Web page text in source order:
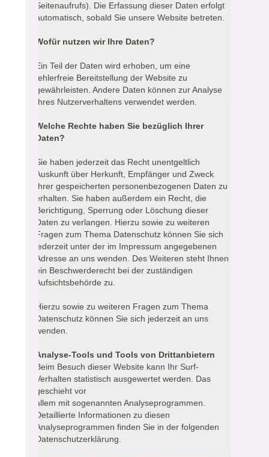
Seitenaufrufs). Die Erfassung dieser Daten erfolgt
automatisch, sobald Sie unsere Website betreten.
Wofür nutzen wir Ihre Daten?
Ein Teil der Daten wird erhoben, um eine
fehlerfreie Bereitstellung der Website zu
gewährleisten. Andere Daten können zur Analyse
Ihres Nutzerverhaltens verwendet werden.
Welche Rechte haben Sie bezüglich Ihrer
Daten?
Sie haben jederzeit das Recht unentgeltlich
Auskunft über Herkunft, Empfänger und Zweck
Ihrer gespeicherten personenbezogenen Daten zu
erhalten. Sie haben außerdem ein Recht, die
Berichtigung, Sperrung oder Löschung dieser
Daten zu verlangen. Hierzu sowie zu weiteren
Fragen zum Thema Datenschutz können Sie sich
jederzeit unter der im Impressum angegebenen
Adresse an uns wenden. Des Weiteren steht Ihnen
ein Beschwerderecht bei der zuständigen
Aufsichtsbehörde zu.
Hierzu sowie zu weiteren Fragen zum Thema
Datenschutz können Sie sich jederzeit an uns
wenden.
Analyse-Tools und Tools von Drittanbietern
Beim Besuch dieser Website kann Ihr Surf-
Verhalten statistisch ausgewertet werden. Das
geschieht vor
allem mit sogenannten Analyseprogrammen.
Detaillierte Informationen zu diesen
Analyseprogrammen finden Sie in der folgenden
Datenschutzerklärung.